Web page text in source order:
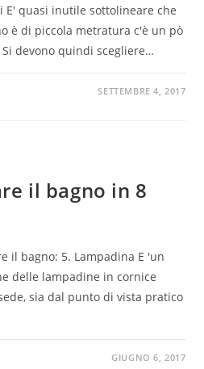
E' quasi inutile sottolineare che
è di piccola metratura c'è un pò
devono quindi scegliere…
SETTEMBRE 4, 2017
il bagno in 8
il bagno: 5. Lampadina E 'un
delle lampadine in cornice
sia dal punto di vista pratico
GIUGNO 6, 2017